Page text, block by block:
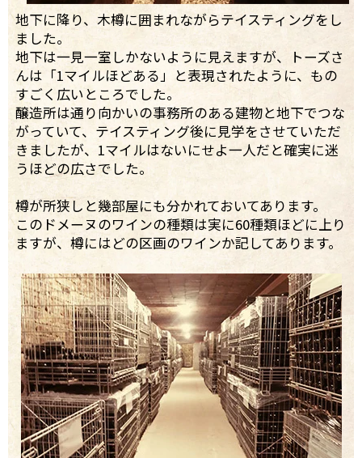
地下に降り、木樽に囲まれながらテイスティングをし
ました。
地下は一見一室しかないように見えますが、トーズさ
んは「1マイルほどある」と表現されたように、もの
すごく広いところでした。
醸造所は通り向かいの事務所のある建物と地下でつな
がっていて、テイスティング後に見学をさせていただ
きましたが、1マイルはないにせよ一人だと確実に迷
うほどの広さでした。
樽が所狭しと幾部屋にも分かれておいてあります。
このドメーヌのワインの種類は実に60種類ほどに上り
ますが、樽にはどの区画のワインか記してあります。